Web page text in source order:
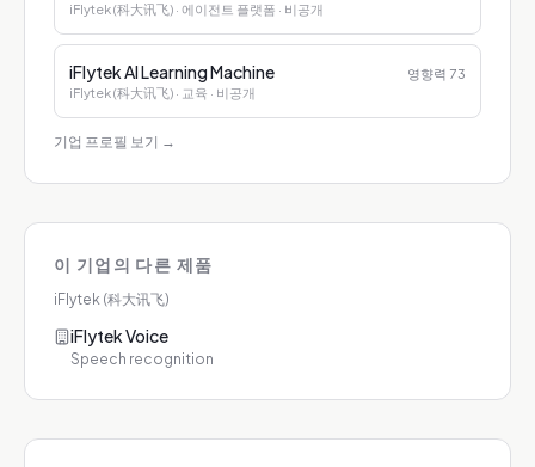
iFlytek (科大讯飞) · 에이전트 플랫폼 · 비공개
iFlytek AI Learning Machine 영향력 73
iFlytek (科大讯飞) · 교육 · 비공개
기업 프로필 보기 →
이 기업의 다른 제품
iFlytek (科大讯飞)
iFlytek Voice
Speech recognition